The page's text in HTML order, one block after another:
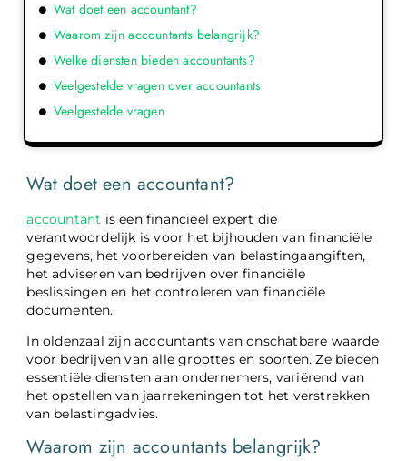
Wat doet een accountant?
accountant is een financieel expert die
verantwoordelijk is voor het bijhouden van financiële
gegevens, het voorbereiden van belastingaangiften,
het adviseren van bedrijven over financiële
beslissingen en het controleren van financiële
documenten.
In oldenzaal zijn accountants van onschatbare waarde
voor bedrijven van alle groottes en soorten. Ze bieden
essentiële diensten aan ondernemers, variërend van
het opstellen van jaarrekeningen tot het verstrekken
van belastingadvies.
Waarom zijn accountants belangrijk?
Wat doet een accountant?
Waarom zijn accountants belangrijk?
Welke diensten bieden accountants?
Veelgestelde vragen over accountants
Veelgestelde vragen